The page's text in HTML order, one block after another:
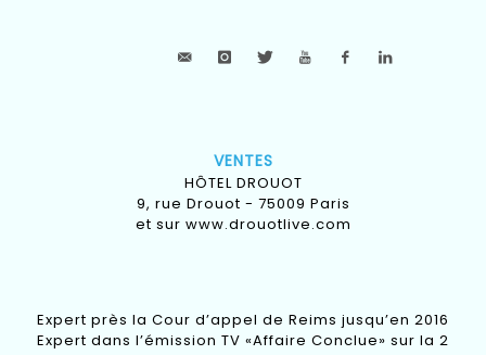
VENTES
HÔTEL DROUOT
9, rue Drouot - 75009 Paris
et sur www.drouotlive.com
Expert près la Cour d’appel de Reims jusqu’en 2016
Expert dans l’émission TV «Affaire Conclue» sur la 2